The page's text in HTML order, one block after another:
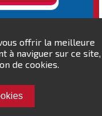
offrir la meilleure
à naviguer sur ce site,
de cookies.